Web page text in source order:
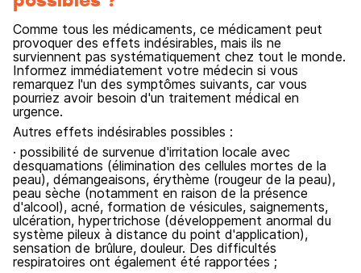
Comme tous les médicaments, ce médicament peut
provoquer des effets indésirables, mais ils ne
surviennent pas systématiquement chez tout le monde.
Informez immédiatement votre médecin si vous
remarquez l'un des symptômes suivants, car vous
pourriez avoir besoin d'un traitement médical en
urgence.
Autres effets indésirables possibles :
· possibilité de survenue d'irritation locale avec
desquamations (élimination des cellules mortes de la
peau), démangeaisons, érythème (rougeur de la peau),
peau sèche (notamment en raison de la présence
d'alcool), acné, formation de vésicules, saignements,
ulcération, hypertrichose (développement anormal du
système pileux à distance du point d'application),
sensation de brûlure, douleur. Des difficultés
respiratoires ont également été rapportées ;